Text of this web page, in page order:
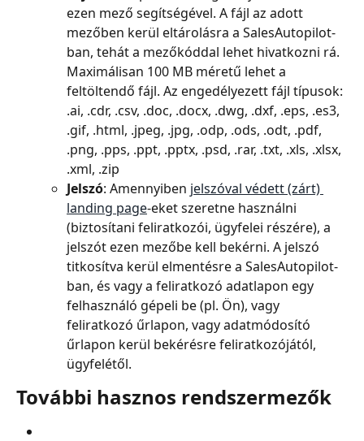
ezen mező segítségével. A fájl az adott
mezőben kerül eltárolásra a SalesAutopilot-
ban, tehát a mezőkóddal lehet hivatkozni rá.
Maximálisan 100 MB méretű lehet a
feltöltendő fájl. Az engedélyezett fájl típusok:
.ai, .cdr, .csv, .doc, .docx, .dwg, .dxf, .eps, .es3,
.gif, .html, .jpeg, .jpg, .odp, .ods, .odt, .pdf,
.png, .pps, .ppt, .pptx, .psd, .rar, .txt, .xls, .xlsx,
.xml, .zip
Jelszó: Amennyiben jelszóval védett (zárt)
landing page-eket szeretne használni
(biztosítani feliratkozói, ügyfelei részére), a
jelszót ezen mezőbe kell bekérni. A jelszó
titkosítva kerül elmentésre a SalesAutopilot-
ban, és vagy a feliratkozó adatlapon egy
felhasználó gépeli be (pl. Ön), vagy
feliratkozó űrlapon, vagy adatmódosító
űrlapon kerül bekérésre feliratkozójától,
ügyfelétől.
További hasznos rendszermezők